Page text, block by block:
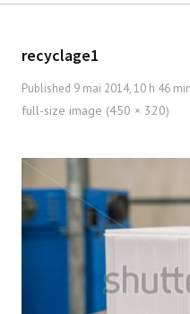
recyclage1
Published 9 mai 2014, 10 h 46 min
full-size image (450 × 320)